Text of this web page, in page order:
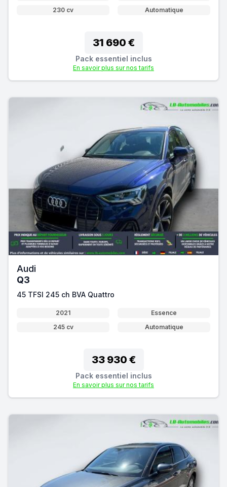
230 cv
Automatique
31 690 €
Pack essentiel inclus
En savoir plus sur nos tarifs
Audi
Q3
45 TFSI 245 ch BVA Quattro
2021
Essence
245 cv
Automatique
33 930 €
Pack essentiel inclus
En savoir plus sur nos tarifs